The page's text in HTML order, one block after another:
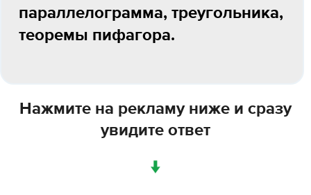
параллелограмма, треугольника,
теоремы пифагора.
Нажмите на рекламу ниже и сразу
увидите ответ
↓